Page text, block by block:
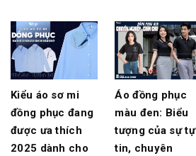
Kiểu áo sơ mi
đồng phục đang
được ưa thích
2025 dành cho
Áo đồng phục
màu đen: Biểu
tượng của sự tự
tin, chuyên